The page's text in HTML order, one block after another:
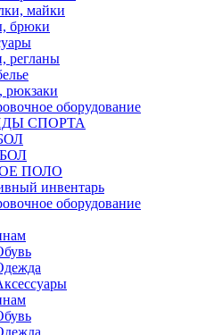
майки
брюки
регланы
рюкзаки
оборудование
СПОРТА
ПОЛО
инвентарь
оборудование